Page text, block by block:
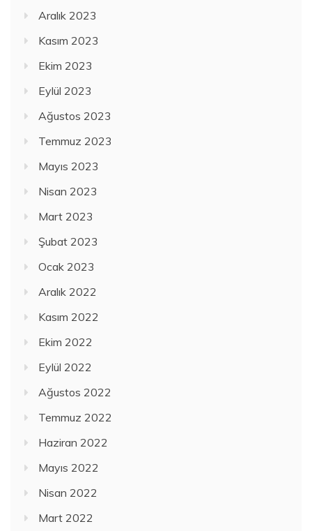
Aralık 2023
Kasım 2023
Ekim 2023
Eylül 2023
Ağustos 2023
Temmuz 2023
Mayıs 2023
Nisan 2023
Mart 2023
Şubat 2023
Ocak 2023
Aralık 2022
Kasım 2022
Ekim 2022
Eylül 2022
Ağustos 2022
Temmuz 2022
Haziran 2022
Mayıs 2022
Nisan 2022
Mart 2022